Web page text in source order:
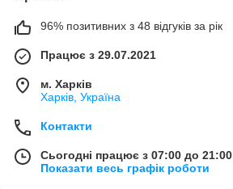
96% позитивних з 48 відгуків за рік
Працює з 29.07.2021
м. Харків
Харків, Україна
Контакти
Сьогодні працює з 07:00 до 21:00
Показати весь графік роботи